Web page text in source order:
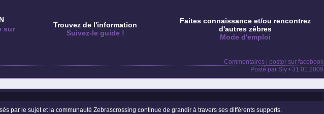
sur
Trouvez de l'information
Suivez-le guide !
Faites connaissance et/ou rencontrez
d'autres zèbres
Mode d'emploi
Commentaires| poster sur facebook
Posté par Sly • 31.01.2009
par le sujet et la communauté Zebrascrossing continue de grandir à travers ses différents supports.